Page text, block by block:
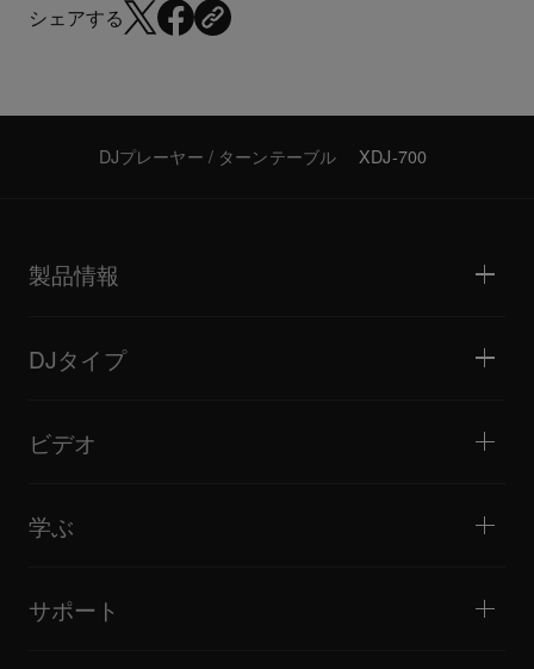
シェアする
DJプレーヤー / ターンテーブル XDJ-700
製品情報
DJミキサー
オールインワンDJシステム
DJサンプラー
DJエフェクター
モニタースピーカー
ポータブルDJスピーカー
DJタイプ
ライブストリーミング
ミニクラブ / バー・ラウンジ
バトル / パフォーマンス
音楽制作
ビデオ
チュートリアル
ヒント・テクニック
カルチャー
ドキュメンタリー
学ぶ
DJスクール
Open format/Hip Hop DJにお勧めの製品
サポート